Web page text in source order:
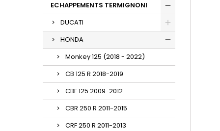
ECHAPPEMENTS TERMIGNONI
DUCATI
HONDA
Monkey 125 (2018 - 2022)
CB 125 R 2018-2019
CBF 125 2009-2012
CBR 250 R 2011-2015
CRF 250 R 2011-2013